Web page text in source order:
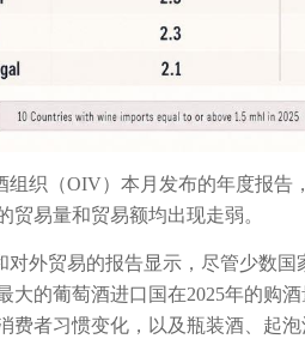
织（OIV）本月发布的年度报告
贸易量和贸易额均出现走弱。
外贸易的报告显示，尽管少数国
大的葡萄酒进口国在2025年的购
费者习惯变化，以及瓶装酒、起